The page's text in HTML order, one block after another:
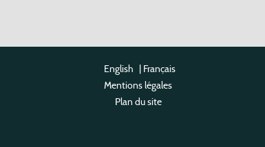
English | Français
Mentions légales
Plan du site